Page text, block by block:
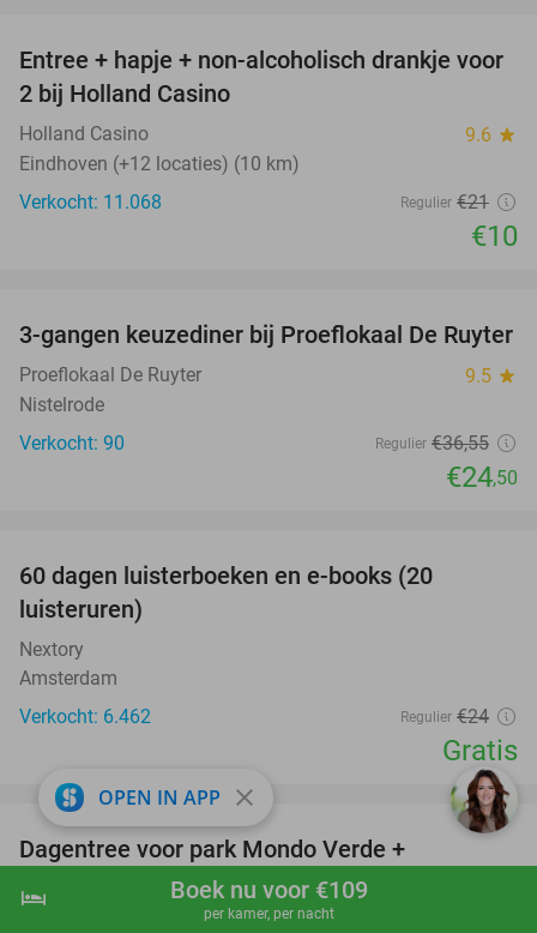
shopping_cart Boek nu
hotel Boek nu voor €109
per kamer, per nacht
52%
Entree + hapje + non-alcoholisch drankje voor
2 bij Holland Casino
Holland Casino 9.6 star
Eindhoven (+12 locaties) (10 km)
Verkocht: 11.068
Regulier €21
€10
33%
3-gangen keuzediner bij Proeflokaal De Ruyter
Proeflokaal De Ruyter 9.5 star
Nistelrode
Verkocht: 90
Regulier €36,55
€24,50
60 dagen luisterboeken en e-books (20
luisteruren)
Nextory
Amsterdam
Verkocht: 6.462
Regulier €24
Gratis
25%
favorite_border
Dagentree voor park Mondo Verde +
onbeperkt eten en drinken
OPEN IN APP close